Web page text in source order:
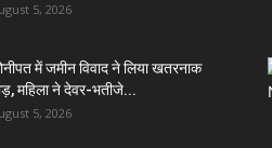
5, 2026
में जमीन विवाद ने लिया खतरनाक
महिला ने देवर-भतीजे...
5, 2026